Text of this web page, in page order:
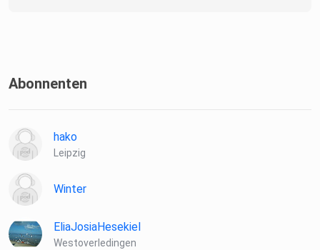
Abonnenten
hako
Leipzig
Winter
EliaJosiaHesekiel
Westoverledingen